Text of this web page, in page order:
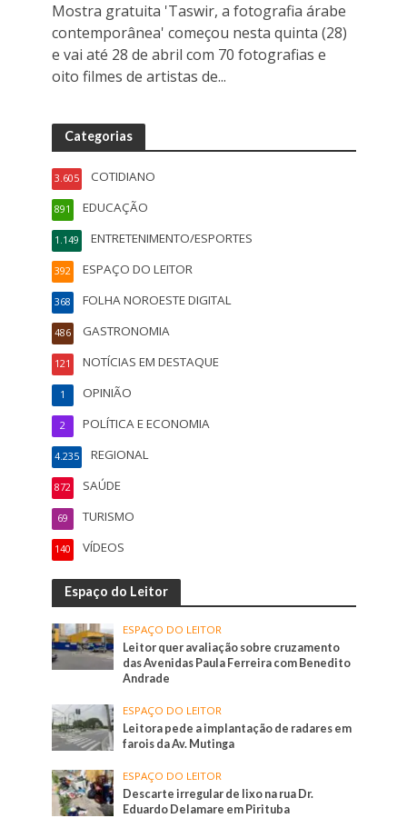
Mostra gratuita 'Taswir, a fotografia árabe
contemporânea' começou nesta quinta (28)
e vai até 28 de abril com 70 fotografias e
oito filmes de artistas de...
Categorias
COTIDIANO
3.605
EDUCAÇÃO
891
ENTRETENIMENTO/ESPORTES
1.149
ESPAÇO DO LEITOR
392
FOLHA NOROESTE DIGITAL
368
GASTRONOMIA
486
NOTÍCIAS EM DESTAQUE
121
OPINIÃO
1
POLÍTICA E ECONOMIA
2
REGIONAL
4.235
SAÚDE
872
TURISMO
69
VÍDEOS
140
Espaço do Leitor
ESPAÇO DO LEITOR
Leitor quer avaliação sobre cruzamento
das Avenidas Paula Ferreira com Benedito
Andrade
ESPAÇO DO LEITOR
Leitora pede a implantação de radares em
farois da Av. Mutinga
ESPAÇO DO LEITOR
Descarte irregular de lixo na rua Dr.
Eduardo Delamare em Pirituba